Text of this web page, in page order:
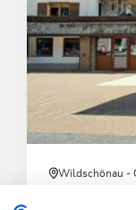
Wildschönau -